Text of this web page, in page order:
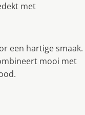
met
een hartige smaak.
mooi met